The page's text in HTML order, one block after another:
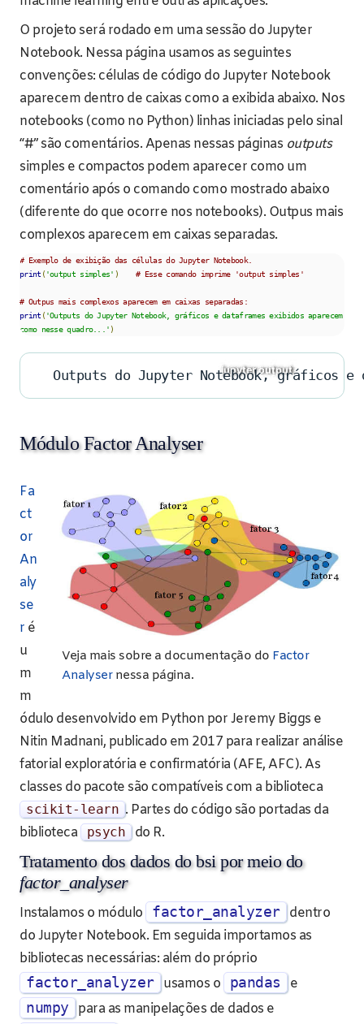
O projeto será rodado em uma sessão do Jupyter
Notebook. Nessa página usamos as seguintes
convenções: células de código do Jupyter Notebook
aparecem dentro de caixas como a exibida abaixo. Nos
notebooks (como no Python) linhas iniciadas pelo sinal
“#” são comentários. Apenas nessas páginas outputs
simples e compactos podem aparecer como um
comentário após o comando como mostrado abaixo
(diferente do que ocorre nos notebooks). Outpus mais
complexos aparecem em caixas separadas.
# Exemplo de exibição das células do Jupyter Notebook.
print ('output simples' ) # Esse comando imprime 'output simples'
# Outpus mais complexos aparecem em caixas separadas:
print ('Outputs do Jupyter Notebook, gráficos e dataframes exibidos aparecem
como nesse quadro...' )
Outputs do Jupyter Notebook, gráficos e
Módulo Factor Analyser
Veja mais sobre a documentação do Factor
Analysernessa página.
Fa
ct
or
An
aly
se
r é
u
m
m
ódulo desenvolvido em Python por Jeremy Biggs e
Nitin Madnani, publicado em 2017 para realizar análise
fatorial exploratória e confirmatória (AFE, AFC). As
classes do pacote são compatíveis com a biblioteca
scikit- learn . Partes do código são portadas da
biblioteca
psych do R.
Tratamento dos dados do bsi por meio do
factor_analyser
Instalamos o módulo factor_analyzer
dentro
do Jupyter Notebook. Em seguida importamos as
bibliotecas necessárias: além do próprio
factor_analyzer usamos o pandas e
numpy para as manipelações de dados e